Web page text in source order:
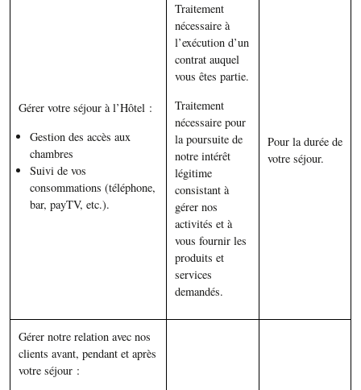
Gérer votre séjour à l’Hôtel :
Gestion des accès aux
chambres
Suivi de vos
consommations (téléphone,
bar, payTV, etc.).
Traitement
nécessaire à
l’exécution d’un
contrat auquel
vous êtes partie.
Traitement
nécessaire pour
la poursuite de
notre intérêt
légitime
consistant à
gérer nos
activités et à
vous fournir les
produits et
services
demandés.
Pour la durée de
votre séjour.
Gérer notre relation avec nos
clients avant, pendant et après
votre séjour :